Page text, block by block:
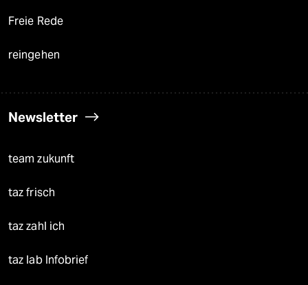
Freie Rede
reingehen
Newsletter
team zukunft
taz frisch
taz zahl ich
taz lab Infobrief